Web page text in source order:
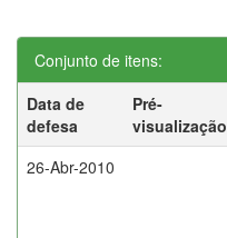
Conjunto de itens:
Data de
defesa
Pré-
visualização
26-Abr-2010